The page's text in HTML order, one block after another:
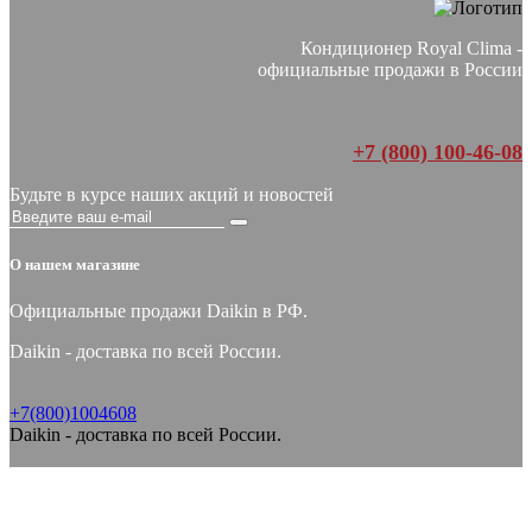
Кондиционер Royal Clima -
официальные продажи в России
+7 (800) 100-46-08
Будьте в курсе наших акций и новостей
О нашем магазине
Официальные продажи Daikin в РФ.
Daikin - доставка по всей России.
+7(800)1004608
Daikin - доставка по всей России.